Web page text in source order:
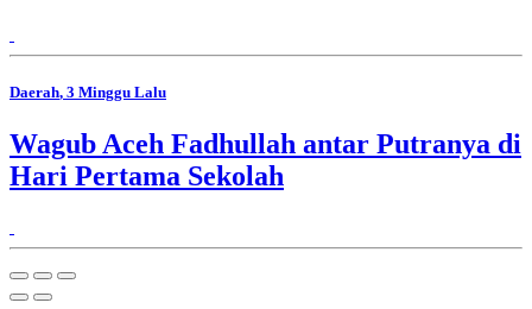
Daerah, 3 Minggu Lalu
Wagub Aceh Fadhullah antar Putranya di
Hari Pertama Sekolah